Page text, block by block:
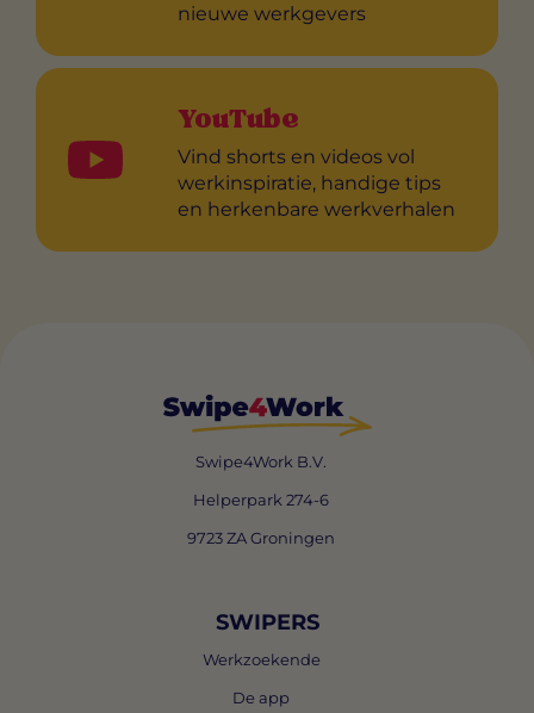
nieuwe werkgevers
YouTube
Vind shorts en videos vol
werkinspiratie, handige tips
en herkenbare werkverhalen
Swipe4Work B.V.
Helperpark 274-6
9723 ZA Groningen
SWIPERS
Werkzoekende
De app